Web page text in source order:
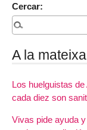
Cercar:
A la
Los huelguistas
cada diez son
Vivas pide ayuda